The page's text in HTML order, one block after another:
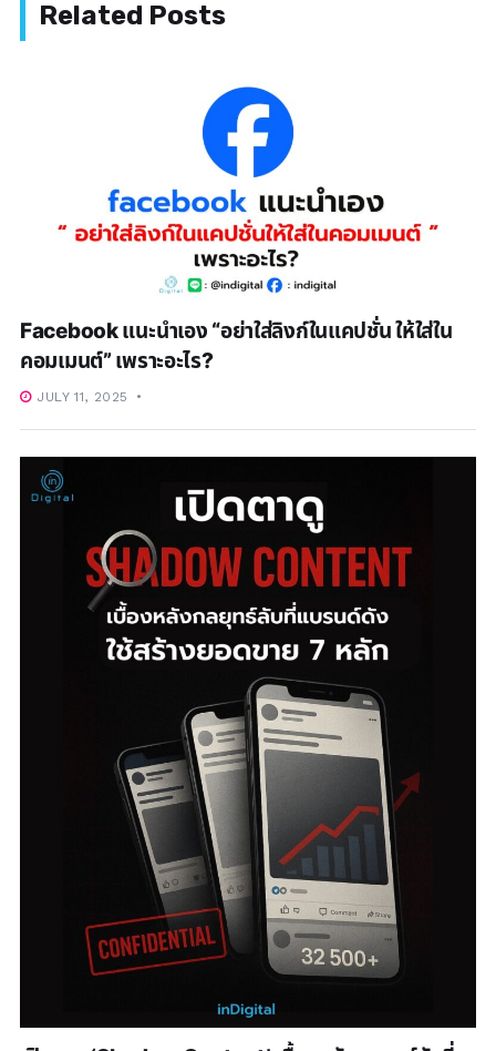
Facebook แนะนำเอง “อย่าใส่ลิงก์ในแคปชั่น ให้ใส่ใน
คอมเมนต์” เพราะอะไร?
JULY 11, 2025